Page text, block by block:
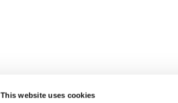
This website uses cookies